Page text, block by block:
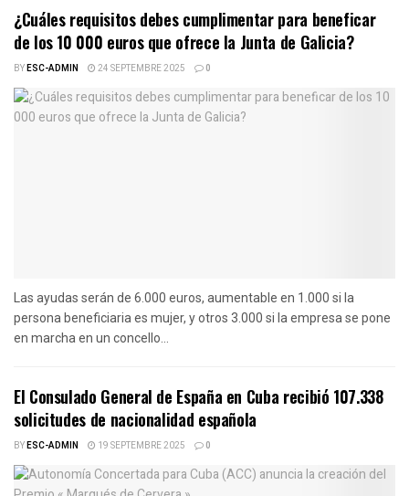
¿Cuáles requisitos debes cumplimentar para beneficar
de los 10 000 euros que ofrece la Junta de Galicia?
BYESC-ADMIN 24 SEPTEMBRE 2025 0
Las ayudas serán de 6.000 euros, aumentable en 1.000 si la
persona beneficiaria es mujer, y otros 3.000 si la empresa se pone
en marcha en un concello...
El Consulado General de España en Cuba recibió 107.338
solicitudes de nacionalidad española
BYESC-ADMIN 19 SEPTEMBRE 2025 0